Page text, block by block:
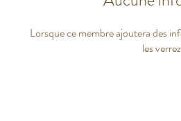
Lorsque ce membre ajoutera des
les